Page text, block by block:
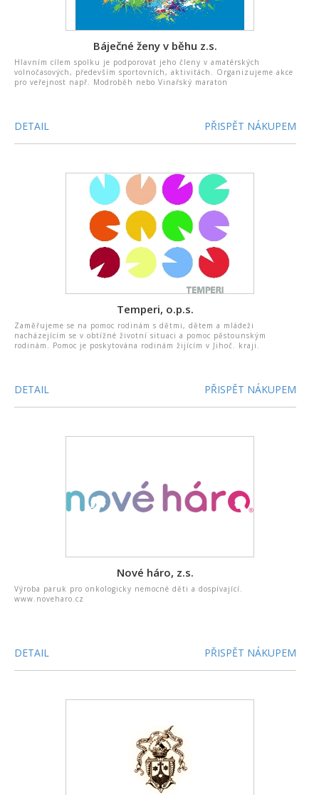
Báječné ženy v běhu z.s.
Hlavním cílem spolku je podporovat jeho členy v amatérských
volnočasových, především sportovních, aktivitách. Organizujeme akce
pro veřejnost např. Modroběh nebo Vinařský maraton
DETAIL PŘISPĚT NÁKUPEM
Temperi, o.p.s.
Zaměřujeme se na pomoc rodinám s dětmi, dětem a mládeži
nacházejícím se v obtížné životní situaci a pomoc pěstounským
rodinám. Pomoc je poskytována rodinám žijícím v Jihoč. kraji.
DETAIL PŘISPĚT NÁKUPEM
Nové háro, z.s.
Výroba paruk pro onkologicky nemocné děti a dospívající.
www.noveharo.cz
DETAIL PŘISPĚT NÁKUPEM